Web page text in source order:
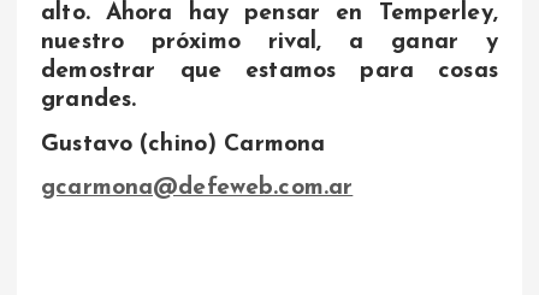
alto. Ahora hay pensar en Temperley,
nuestro próximo rival, a ganar y
demostrar que estamos para cosas
grandes.
Gustavo (chino) Carmona
gcarmona@defeweb.com.ar